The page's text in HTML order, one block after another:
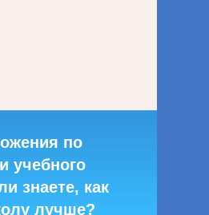
по
учебного
знаете, как
лучше?